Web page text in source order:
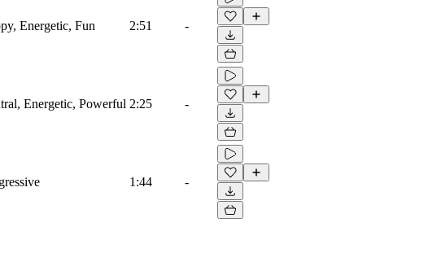
Energetic, Fun 2:51 -
Energetic, Powerful 2:25 -
1:44 -